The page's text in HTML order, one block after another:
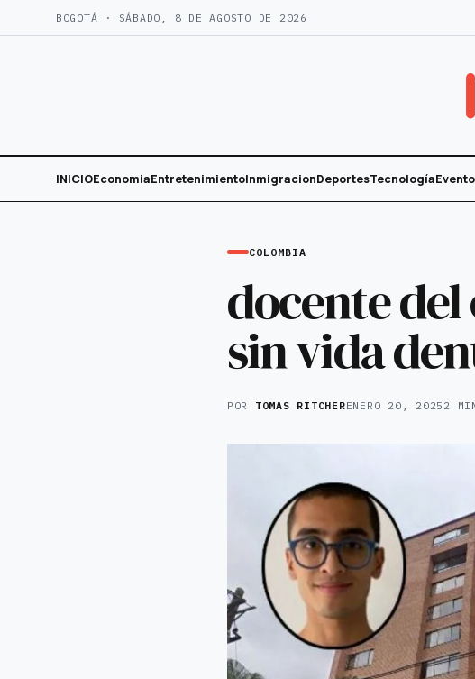
al
BOGOTÁ · SÁBADO, 8 DE AGOSTO DE 2026
INICIOEconomiaEntretenimientoInmigracionDeportesTecnología
COLOMBIA
docente del
sin vida
POR TOMAS RITCHERENERO 20, 2025 2